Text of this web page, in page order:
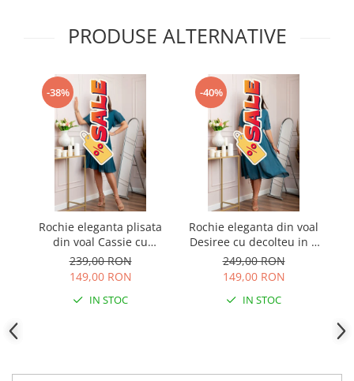
PRODUSE ALTERNATIVE
-38%
Rochie eleganta plisata
din voal Cassie cu
decolteu in V - Turcoaz
239,00 RON
149,00 RON
IN STOC
-40%
Rochie eleganta din voal
Desiree cu decolteu in V
si curea - Turcoaz
249,00 RON
149,00 RON
IN STOC